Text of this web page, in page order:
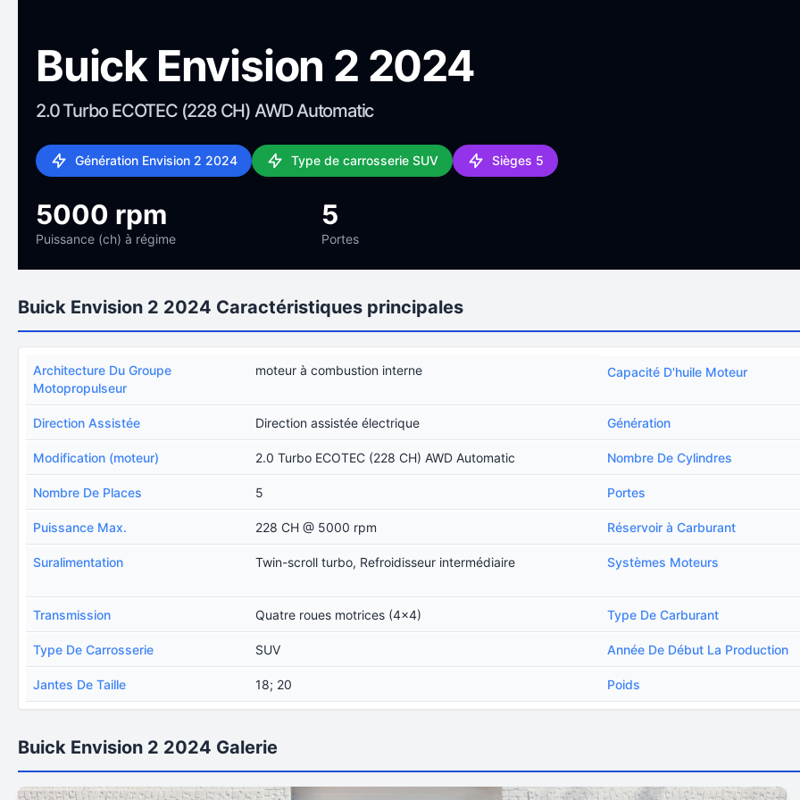
Buick Envision 2 2024
2.0 Turbo ECOTEC (228 CH) AWD Automatic
Génération Envision 2 2024 Type de carrosserie SUV Sièges 5
5000 rpm
Puissance (ch) à régime
5
Portes
Buick Envision 2 2024 Caractéristiques principales
Architecture Du Groupe
Motopropulseur
moteur à combustion interne Capacité D'huile Moteur
Direction Assistée Direction assistée électrique Génération
Modification (moteur) 2.0 Turbo ECOTEC (228 CH) AWD Automatic Nombre De Cylindres
Nombre De Places 5 Portes
Puissance Max. 228 CH @ 5000 rpm Réservoir à Carburant
Suralimentation Twin-scroll turbo, Refroidisseur intermédiaire Systèmes Moteurs
Transmission Quatre roues motrices (4x4) Type De Carburant
Type De Carrosserie SUV Année De Début La Production
Jantes De Taille 18; 20 Poids
Buick Envision 2 2024 Galerie